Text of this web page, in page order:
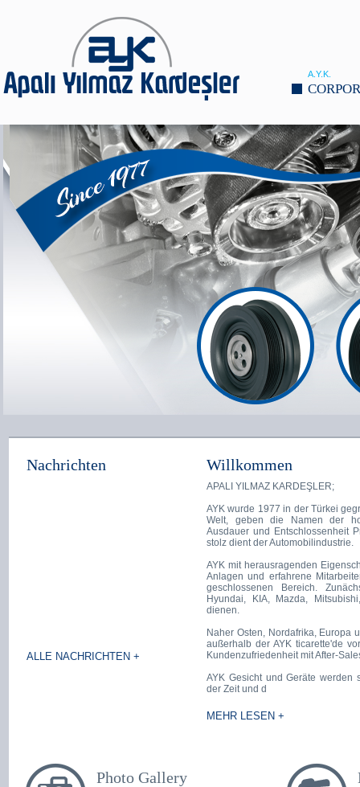
A.Y.K.
Nachrichten
Wir haben unseren Platz auf
2014 Messe ...
11. APRIL - 14. April, nahm 2014
Datum der Automechanika Istanbul
Exhibition unserem Platz. 8 A.150
unsere geschätzten Kunden Wir
sind stolz darauf, Sie begrüßen in
Hol ...
ALLE NACHRICHTEN +
Willkommen
APALI YILMAZ KARDEŞLER;
AYK wurde 1977 in der Türkei
Welt, geben die Namen der
Ausdauer und Entschlossenheit
stolz dient der Automobilindustrie.
AYK mit herausragenden
Anlagen und erfahrene
geschlossenen Bereich.
Hyundai, KIA, Mazda,
dienen.
Naher Osten, Nordafrika, Europa
außerhalb der AYK ticarette'de
Kundenzufriedenheit mit After-
AYK Gesicht und Geräte werden
der Zeit und d
MEHR LESEN +
Photo Gallery